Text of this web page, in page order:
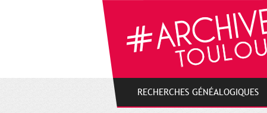
RECHERCHES GÉNÉALOGIQUES
Gestion de vos préférences sur les cookies